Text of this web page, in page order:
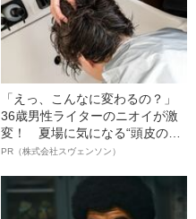
「えっ、こんなに変わるの？」
36歳男性ライターのニオイが激
変！ 夏場に気になる“頭皮のニ
オイ”や“ベタつき”を解消す
ト”が生み出した徹底ケアとは
PR（株式会社スヴェンソン）